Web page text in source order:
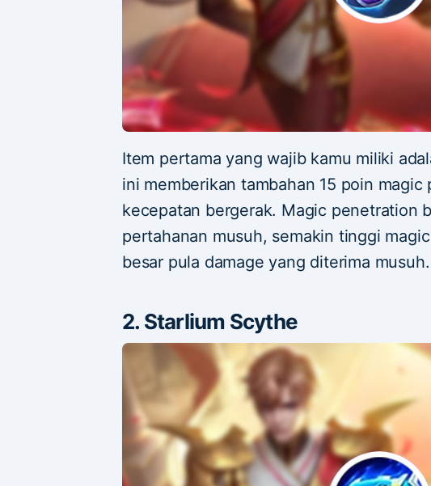
Item pertama yang wajib kamu miliki
ini memberikan tambahan 15 poin
kecepatan bergerak. Magic penetration
pertahanan musuh, semakin tinggi
besar pula damage yang diterima musuh.
2. Starlium Scythe